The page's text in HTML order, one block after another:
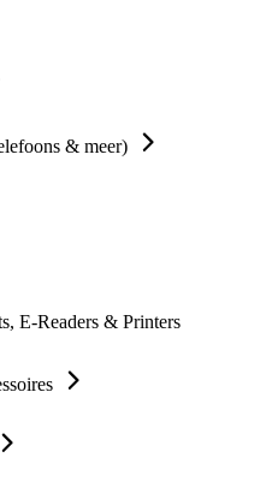
& meer)
E-Readers & Printers